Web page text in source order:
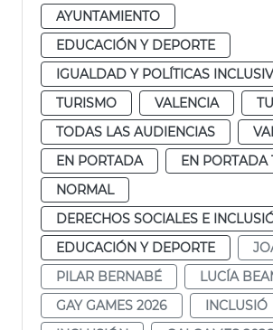
AYUNTAMIENTO
EDUCACIÓN Y DEPORTE
IGUALDAD Y POLÍTICAS
TURISMO
VALENCIA
TODAS LAS AUDIENCIAS
EN PORTADA
EN PORTADA
NORMAL
DERECHOS SOCIALES E
EDUCACIÓN Y DEPORTE
PILAR BERNABÉ
LUCÍA
GAY GAMES 2026
INCLUSIÓ